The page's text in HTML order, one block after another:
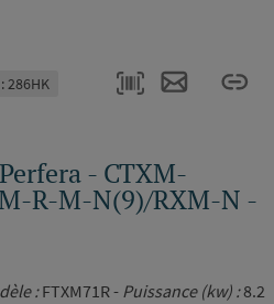
: 286HK
- CTXM-
R-M-N(9)/RXM-N -
:FTXM71R - Puissance (kw) :8.2